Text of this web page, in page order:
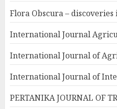
Flora Obscura –
International Journal
International Journal of
International Journal of
PERTANIKA JOURNAL OF